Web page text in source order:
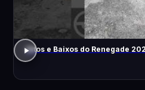
Altos e Baixos do Renegade